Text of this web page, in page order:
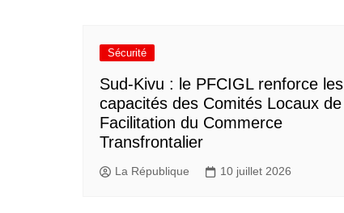
Sécurité
Sud-Kivu : le PFCIGL renforce les
capacités des Comités Locaux de
Facilitation du Commerce
Transfrontalier
La République 10 juillet 2026